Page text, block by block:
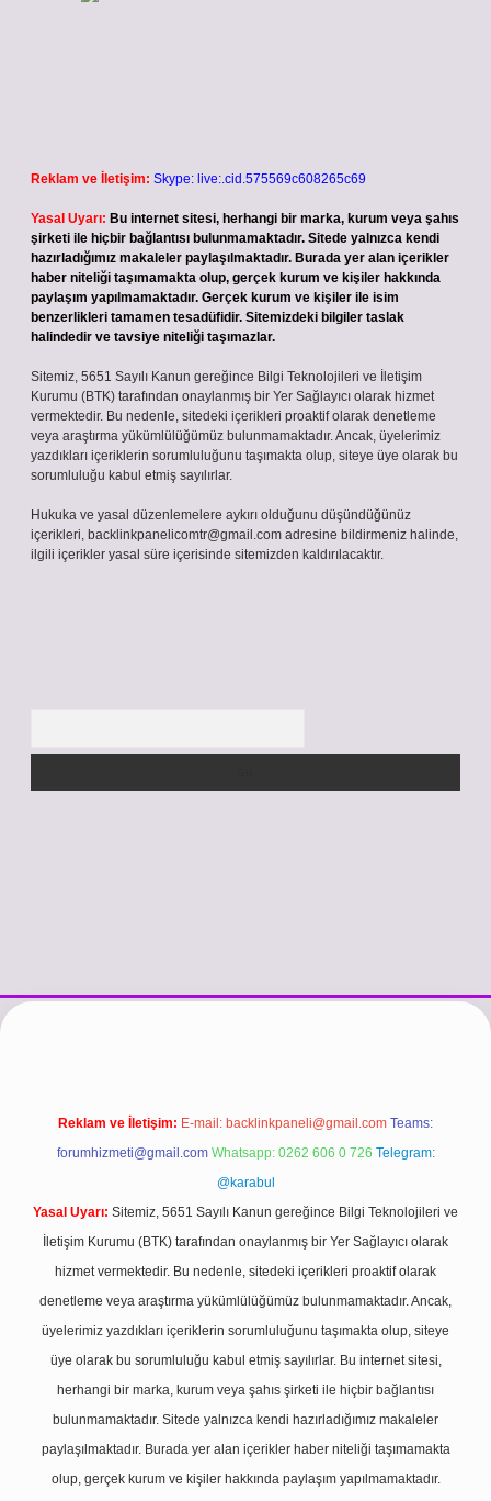
Reklam ve İletişim: Skype: live:.cid.575569c608265c69
Yasal Uyarı: Bu internet sitesi, herhangi bir marka, kurum veya şahıs
şirketi ile hiçbir bağlantısı bulunmamaktadır. Sitede yalnızca kendi
hazırladığımız makaleler paylaşılmaktadır. Burada yer alan içerikler
haber niteliği taşımamakta olup, gerçek kurum ve kişiler hakkında
paylaşım yapılmamaktadır. Gerçek kurum ve kişiler ile isim
benzerlikleri tamamen tesadüfidir. Sitemizdeki bilgiler taslak
halindedir ve tavsiye niteliği taşımazlar.
Sitemiz, 5651 Sayılı Kanun gereğince Bilgi Teknolojileri ve İletişim
Kurumu (BTK) tarafından onaylanmış bir Yer Sağlayıcı olarak hizmet
vermektedir. Bu nedenle, sitedeki içerikleri proaktif olarak denetleme
veya araştırma yükümlülüğümüz bulunmamaktadır. Ancak, üyelerimiz
yazdıkları içeriklerin sorumluluğunu taşımakta olup, siteye üye olarak bu
sorumluluğu kabul etmiş sayılırlar.
Hukuka ve yasal düzenlemelere aykırı olduğunu düşündüğünüz
içerikleri, backlinkpanelicomtr@gmail.com adresine bildirmeniz halinde,
ilgili içerikler yasal süre içerisinde sitemizden kaldırılacaktır.
www.betexper.xyz/betci.cobetci girişhiltonbet güncel giriş
Reklam ve İletişim: E-mail: backlinkpaneli@gmail.com Teams:
forumhizmeti@gmail.com Whatsapp: 0262 606 0 726 Telegram:
@karabul
Yasal Uyarı: Sitemiz, 5651 Sayılı Kanun gereğince Bilgi Teknolojileri ve
İletişim Kurumu (BTK) tarafından onaylanmış bir Yer Sağlayıcı olarak
hizmet vermektedir. Bu nedenle, sitedeki içerikleri proaktif olarak
denetleme veya araştırma yükümlülüğümüz bulunmamaktadır. Ancak,
üyelerimiz yazdıkları içeriklerin sorumluluğunu taşımakta olup, siteye
üye olarak bu sorumluluğu kabul etmiş sayılırlar. Bu internet sitesi,
herhangi bir marka, kurum veya şahıs şirketi ile hiçbir bağlantısı
bulunmamaktadır. Sitede yalnızca kendi hazırladığımız makaleler
paylaşılmaktadır. Burada yer alan içerikler haber niteliği taşımamakta
olup, gerçek kurum ve kişiler hakkında paylaşım yapılmamaktadır.